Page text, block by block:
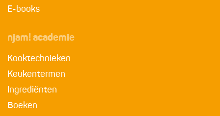
E-books
njam! academie
Kooktechnieken
Keukentermen
Ingrediënten
Boeken